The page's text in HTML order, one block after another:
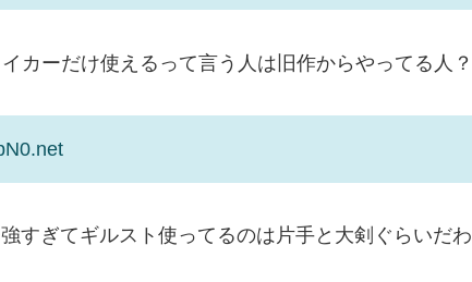
カーだけ使えるって言う人は旧作からやってる人？
すぎてギルスト使ってるのは片手と大剣ぐらいだわ